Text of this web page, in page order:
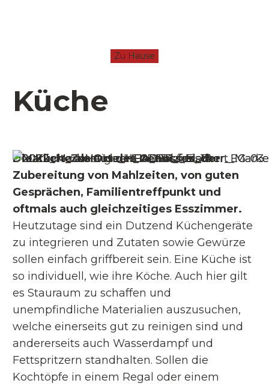
Zu Hause
Küche
Die Küche als Ort des Genusses, der
Zubereitung von Mahlzeiten, von guten
Gesprächen, Familientreffpunkt und
oftmals auch gleichzeitiges Esszimmer.
Heutzutage sind ein Dutzend Küchengeräte
zu integrieren und Zutaten sowie Gewürze
sollen einfach griffbereit sein. Eine Küche ist
so individuell, wie ihre Köche. Auch hier gilt
es Stauraum zu schaffen und
unempfindliche Materialien auszusuchen,
welche einerseits gut zu reinigen sind und
andererseits auch Wasserdampf und
Fettspritzern standhalten. Sollen die
Kochtöpfe in einem Regal oder einem